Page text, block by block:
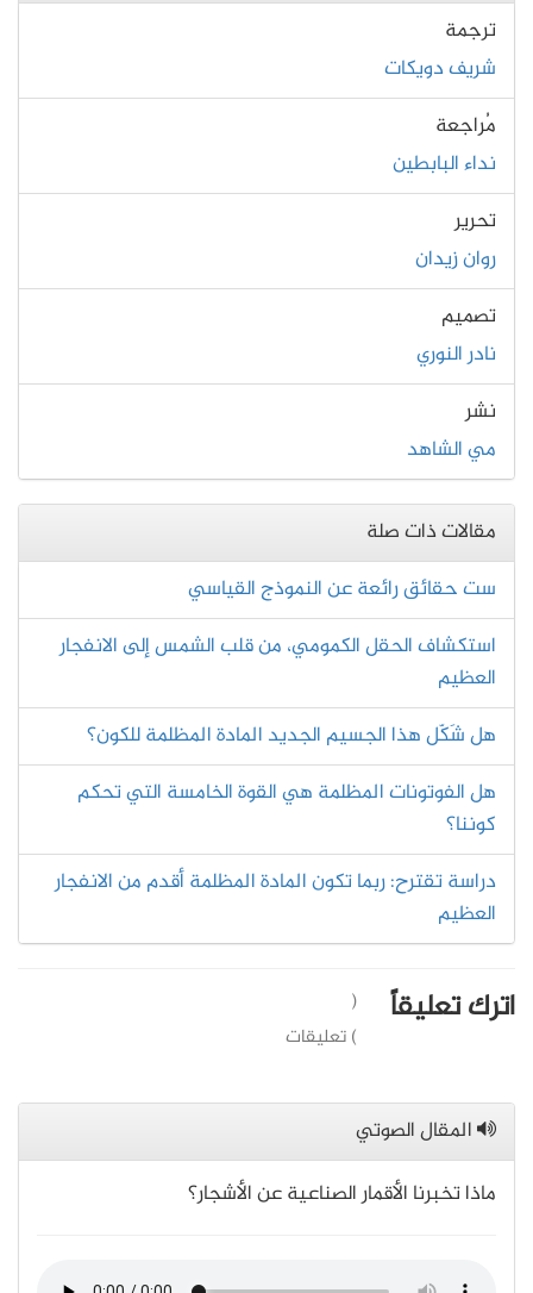
ترجمة
شريف دويكات
مُراجعة
نداء البابطين
تحرير
روان زيدان
تصميم
نادر النوري
نشر
مي الشاهد
مقالات ذات صلة
ست حقائق رائعة عن النموذج القياسي
استكشاف الحقل الكمومي، من قلب الشمس إلى الانفجار
العظيم
هل شَكّل هذا الجسيم الجديد المادة المظلمة للكون؟
هل الفوتونات المظلمة هي القوة الخامسة التي تحكم
كوننا؟
دراسة تقترح: ربما تكون المادة المظلمة أقدم من الانفجار
العظيم
اترك تعليقاً
(
) تعليقات
المقال الصوتي
ماذا تخبرنا الأقمار الصناعية عن الأشجار؟